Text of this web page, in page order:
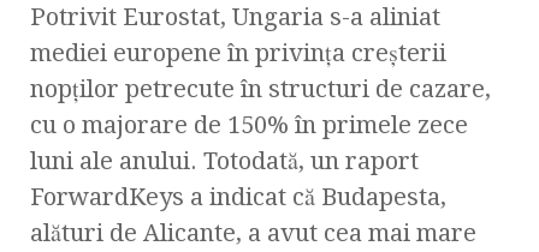
Potrivit Eurostat, Ungaria s-a aliniat
mediei europene în privința creșterii
nopților petrecute în structuri de cazare,
cu o majorare de 150% în primele zece
luni ale anului. Totodată, un raport
ForwardKeys a indicat că Budapesta,
alături de Alicante, a avut cea mai mare